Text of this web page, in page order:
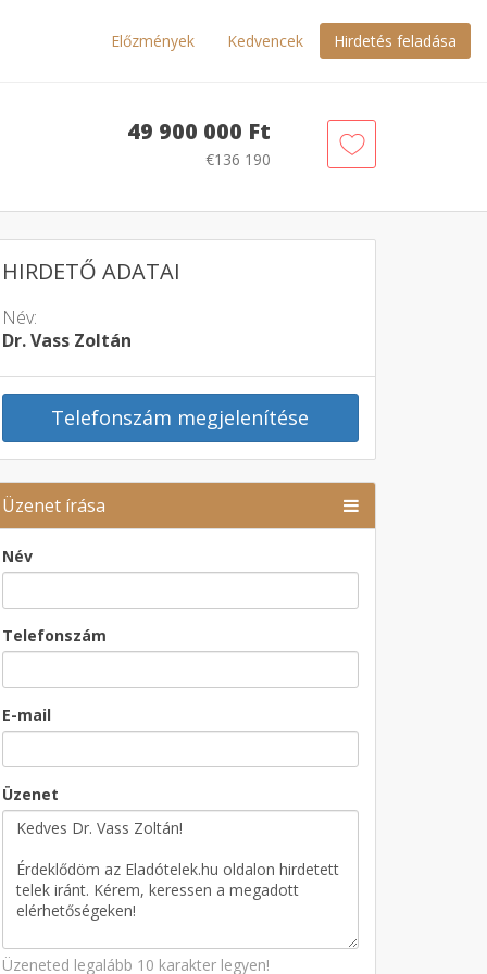
Előzmények Kedvencek Hirdetés feladása
49 900 000 Ft
€136 190
HIRDETŐ ADATAI
Név:
Dr. Vass Zoltán
Telefonszám megjelenítése
Üzenet írása
Név
Telefonszám
E-mail
Üzenet
Üzeneted legalább 10 karakter legyen!